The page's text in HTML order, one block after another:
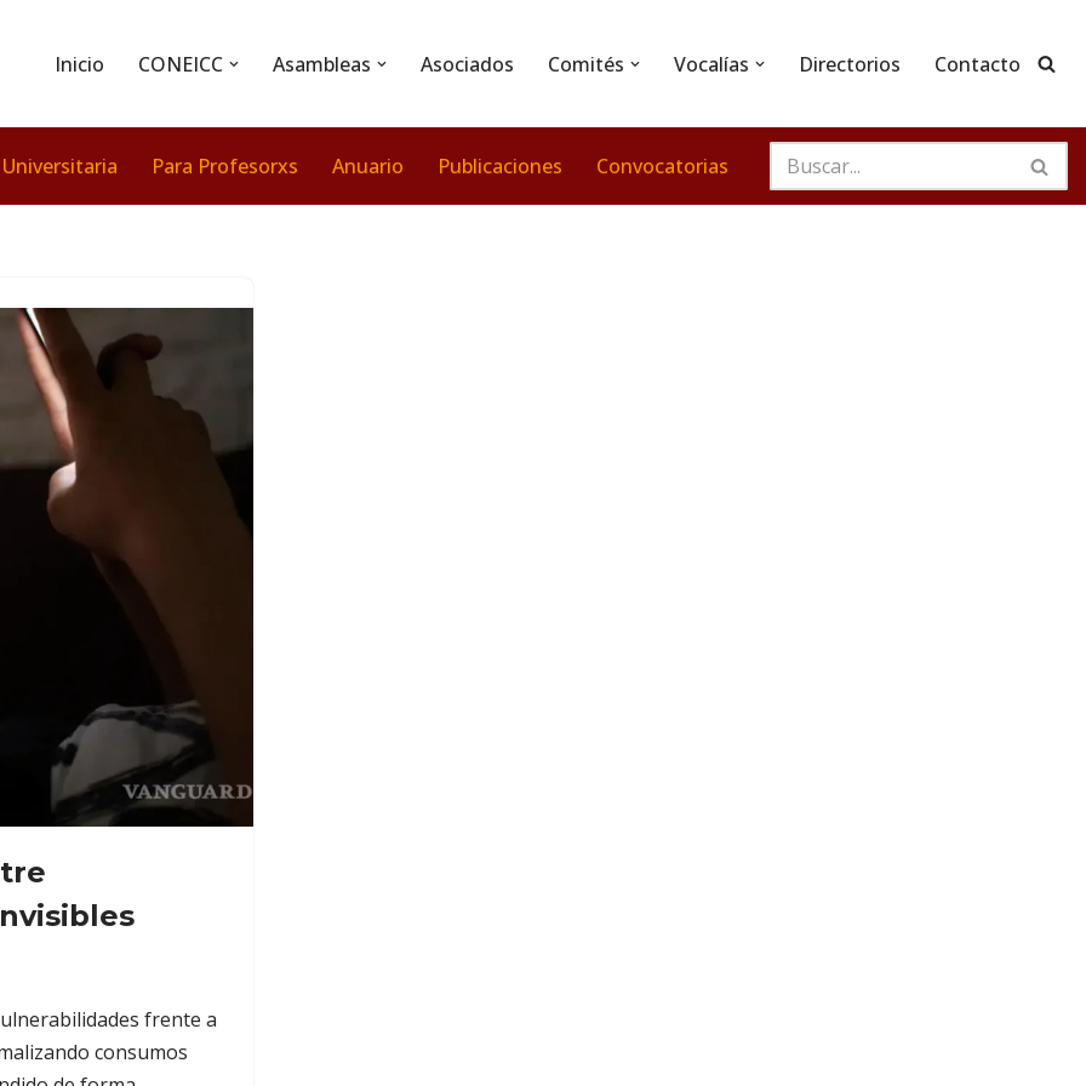
Inicio CONEICC Asambleas Asociados Comités Vocalías Directorios Contacto
Para Profesorxs Anuario Publicaciones Convocatorias
frente a
consumos